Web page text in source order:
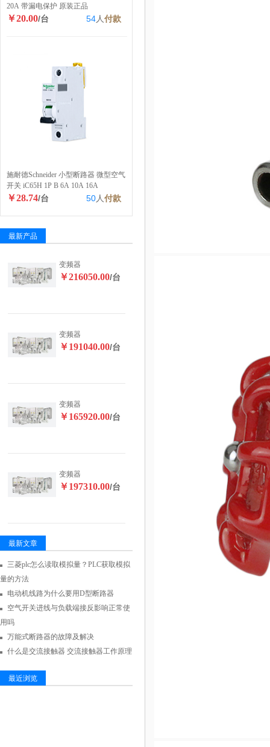
20A 带漏电保护 原装正品
￥20.00/台 54人付款
施耐德Schneider 小型断路器 微型空气
开关 iC65H 1P B 6A 10A 16A
￥28.74/台 50人付款
最新产品
变频器
￥216050.00/台
变频器
￥191040.00/台
变频器
￥165920.00/台
变频器
￥197310.00/台
最新文章
三菱plc怎么读取模拟量？PLC获取模拟
量的方法
电动机线路为什么要用D型断路器
空气开关进线与负载端接反影响正常使
用吗
万能式断路器的故障及解决
什么是交流接触器 交流接触器工作原理
最近浏览